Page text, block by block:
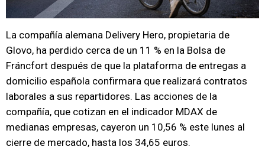
La compañía alemana Delivery Hero, propietaria de
Glovo, ha perdido cerca de un 11 % en la Bolsa de
Fráncfort después de que la plataforma de entregas a
domicilio española confirmara que realizará contratos
laborales a sus repartidores. Las acciones de la
compañía, que cotizan en el indicador MDAX de
medianas empresas, cayeron un 10,56 % este lunes al
cierre de mercado, hasta los 34,65 euros.